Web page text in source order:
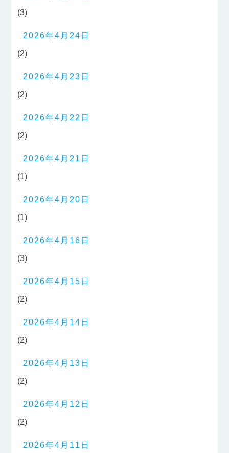
(3)
2026年4月24日
(2)
2026年4月23日
(2)
2026年4月22日
(2)
2026年4月21日
(1)
2026年4月20日
(1)
2026年4月16日
(3)
2026年4月15日
(2)
2026年4月14日
(2)
2026年4月13日
(2)
2026年4月12日
(2)
2026年4月11日